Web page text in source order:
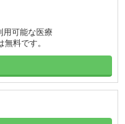
用可能な医療
料です。